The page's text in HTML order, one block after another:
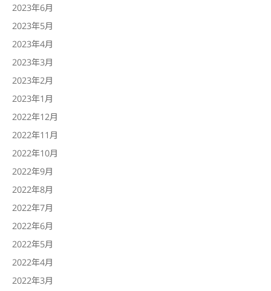
2023年6月
2023年5月
2023年4月
2023年3月
2023年2月
2023年1月
2022年12月
2022年11月
2022年10月
2022年9月
2022年8月
2022年7月
2022年6月
2022年5月
2022年4月
2022年3月